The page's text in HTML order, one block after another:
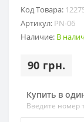
Код Товара:
Артикул: PN-06
Наличие: В
90 грн.
Купить в
Введите номер